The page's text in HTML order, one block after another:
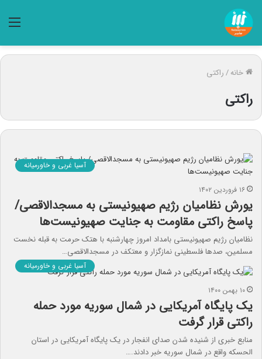
خانه/راکتی
راکتی
آسیا غربی و خاورمیانه
۱۶ فروردین ۱۴۰۲
یورش نظامیان رژیم صهیونیستی به مسجدالاقصی/
پاسخ راکتی مقاومت به جنایت صهیونیست‌ها
نظامیان رژیم صهیونیستی بامداد امروز چهارشنبه با هتک حرمت به قبله نخست
مسلمین، صدها فلسطینی نمازگزار و معتکف در مسجدالاقصی…
آسیا غربی و خاورمیانه
۱۰ بهمن ۱۴۰۰
یک پایگاه آمریکایی در شمال سوریه مورد حمله
راکتی قرار گرفت
منابع خبری از شنیده شدن صدای انفجار در یک پایگاه آمریکایی در استان
الحسکه واقع در شمال سوریه خبر دادند.…